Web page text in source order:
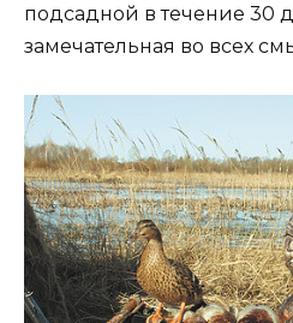
подсадной в течение 30
замечательная во всех